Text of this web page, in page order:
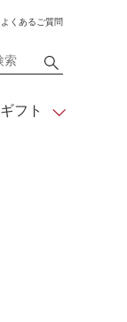
よくあるご質問
ギフト